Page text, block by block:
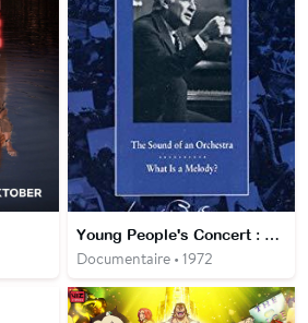
Young People's Concert : Le son d'un orchestre
Documentaire • 1972